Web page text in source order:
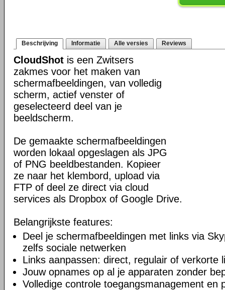
Beschrijving Informatie Alle versies Reviews
CloudShot is een Zwitsers
zakmes voor het maken van
schermafbeeldingen, van volledig
scherm, actief venster of
geselecteerd deel van je
beeldscherm.
De gemaakte schermafbeeldingen
worden lokaal opgeslagen als JPG
of PNG beeldbestanden. Kopieer
ze naar het klembord, upload via
FTP of deel ze direct via cloud
services als Dropbox of Google Drive.
Belangrijkste features:
Deel je schermafbeeldingen met links via
zelfs sociale netwerken
Links aanpassen: direct, regulair of verkorte
Jouw opnames op al je apparaten zonder
Volledige controle toegangsmanagement en